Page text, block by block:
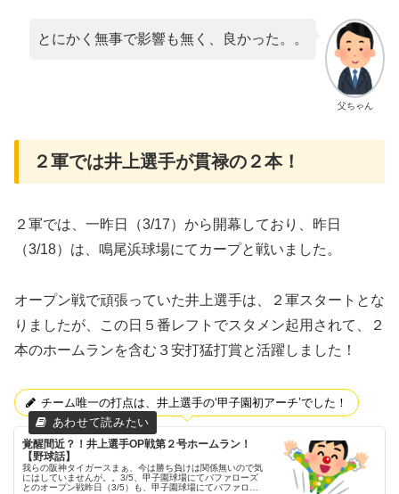
父ちゃん
とにかく無事で影響も無く、良かった。。
２軍では井上選手が貫禄の２本！
２軍では、一昨日（3/17）から開幕しており、昨日
（3/18）は、鳴尾浜球場にてカープと戦いました。
オープン戦で頑張っていた井上選手は、２軍スタートとな
りましたが、この日５番レフトでスタメン起用されて、２
本のホームランを含む３安打猛打賞と活躍しました！
チーム唯一の打点は、井上選手の‘甲子園初アーチ’でした！
覚醒間近？！井上選手OP戦第２号ホームラン！
【野球話】
我らの阪神タイガースまぁ、今は勝ち負けは関係無いので気
にはしていませんが。。3/5、甲子園球場にてバファローズ
とのオープン戦昨日（3/5）も、甲子園球場にてバファロー